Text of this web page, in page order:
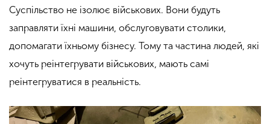
Суспільство не ізолює військових. Вони будуть
заправляти їхні машини, обслуговувати столики,
допомагати їхньому бізнесу. Тому та частина людей, які
хочуть реінтегрувати військових, мають самі
реінтегруватися в реальність.